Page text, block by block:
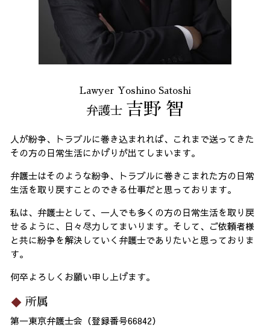
Lawyer Yoshino Satoshi
弁護士 吉野 智
人が紛争、トラブルに巻き込まれれば、これまで送ってきた
その方の日常生活にかげりが出てしまいます。
弁護士はそのような紛争、トラブルに巻きこまれた方の日常
生活を取り戻すことのできる仕事だと思っております。
私は、弁護士として、一人でも多くの方の日常生活を取り戻
せるように、日々尽力してまいります。そして、ご依頼者様
と共に紛争を解決していく弁護士でありたいと思っておりま
す。
何卒よろしくお願い申し上げます。
所属
第一東京弁護士会（登録番号66842）